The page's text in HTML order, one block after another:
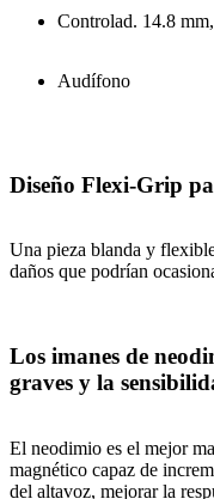
Controlad. 14.8
Audífono
Diseño Flexi-Grip
Una pieza blanda y
daños que podrían
Los imanes de
graves y la
El neodimio es el mejor
magnético capaz de
del altavoz, mejorar la